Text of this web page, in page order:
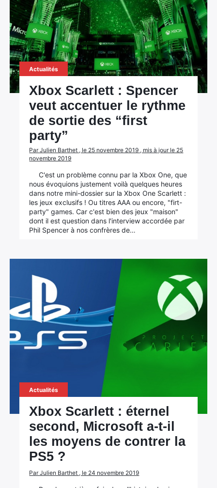
Actualités
Xbox Scarlett : Spencer
veut accentuer le rythme
de sortie des “first
party”
Par Julien Barthet , le 25 novembre 2019 , mis à jour le 25
novembre 2019
C'est un problème connu par la Xbox One, que
nous évoquions justement voilà quelques heures
dans notre mini-dossier sur la Xbox One Scarlett :
les jeux exclusifs ! Ou titres AAA ou encore, "firt-
party" games. Car c'est bien des jeux "maison"
dont il est question dans l'interview accordée par
Phil Spencer à nos confrères de…
Actualités
Xbox Scarlett : éternel
second, Microsoft a-t-il
les moyens de contrer la
PS5 ?
Par Julien Barthet , le 24 novembre 2019